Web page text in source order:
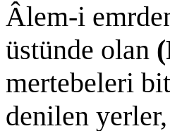
Âlem-i
üstünde olan
mertebeleri
denilen